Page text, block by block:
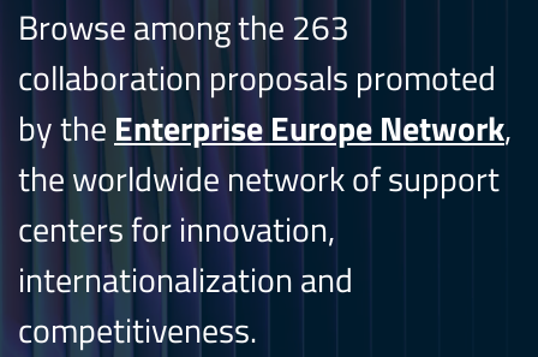
Browse among the 263
collaboration proposals promoted
by the Enterprise Europe Network,
the worldwide network of support
centers for innovation,
internationalization and
competitiveness.